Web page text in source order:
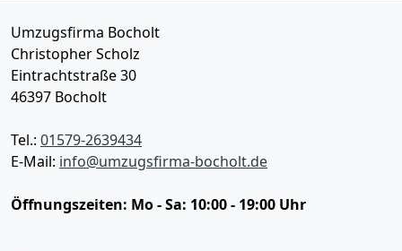
Umzugsfirma Bocholt
Christopher Scholz
Eintrachtstraße 30
46397 Bocholt
Tel.: 01579-2639434
E-Mail: info@umzugsfirma-bocholt.de
Öffnungszeiten: Mo - Sa: 10:00 - 19:00 Uhr